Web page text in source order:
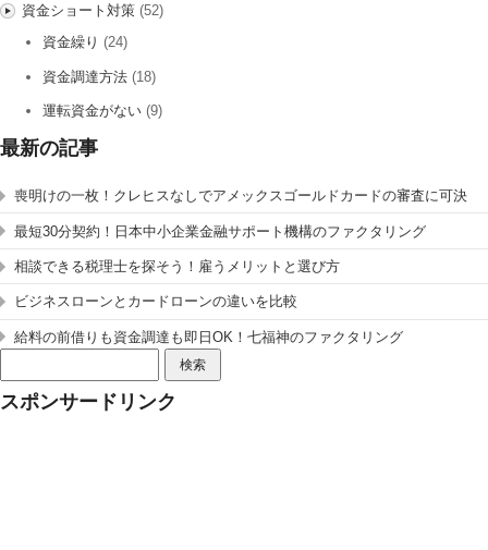
資金ショート対策(52)
資金繰り (24)
資金調達方法 (18)
運転資金がない (9)
最新の記事
喪明けの一枚！クレヒスなしでアメックスゴールドカードの審査に可決
最短30分契約！日本中小企業金融サポート機構のファクタリング
相談できる税理士を探そう！雇うメリットと選び方
ビジネスローンとカードローンの違いを比較
給料の前借りも資金調達も即日OK！七福神のファクタリング
索:
スポンサードリンク